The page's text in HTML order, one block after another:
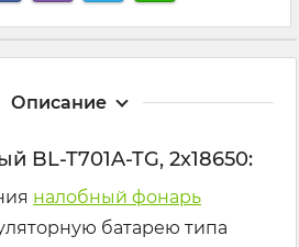
Описание
BL-T701A-TG, 2x18650:
налобный фонарь
батарею типа